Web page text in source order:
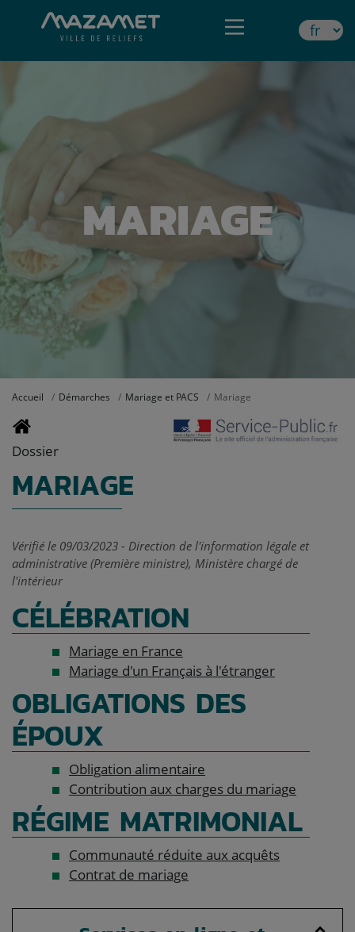
MARIAGE
Accueil Démarches Mariage et PACS Mariage
Dossier
MARIAGE
Vérifié le 09/03/2023 - Direction de l'information légale et
administrative (Première ministre), Ministère chargé de
l'intérieur
CÉLÉBRATION
Mariage en France
Mariage d'un Français à l'étranger
OBLIGATIONS DES
ÉPOUX
Obligation alimentaire
Contribution aux charges du mariage
RÉGIME MATRIMONIAL
Communauté réduite aux acquêts
Contrat de mariage